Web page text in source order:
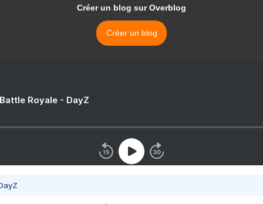
Créer un blog sur Overblog
Créer un blog
Royale - DayZ